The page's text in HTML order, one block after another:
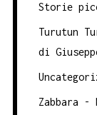
Storie
Turutun
di
Zabbara -